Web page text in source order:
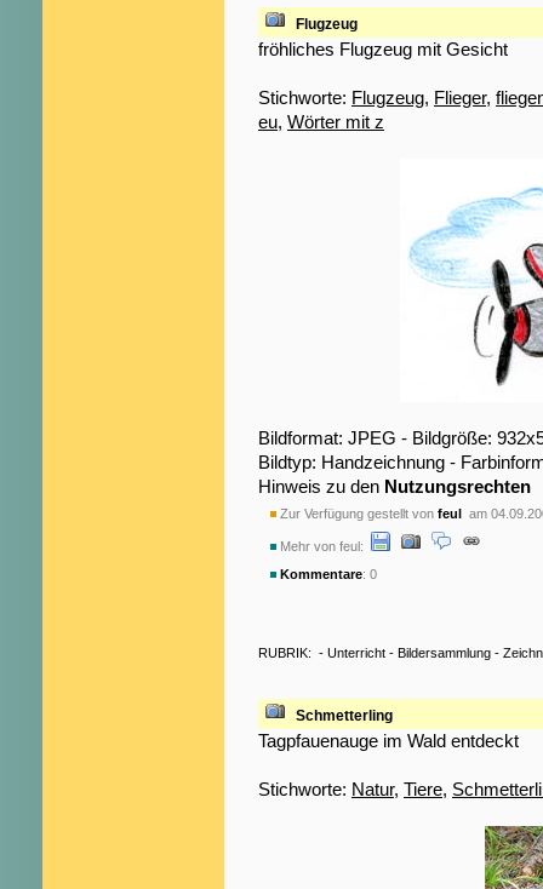
Flugzeug
fröhliches Flugzeug mit Gesicht
Stichworte: Flugzeug, Flieger,
eu, Wörter mit z
Bildformat: JPEG - Bildgröße:
Bildtyp: Handzeichnung -
Hinweis zu den Nutzungsrechten
Zur Verfügung gestellt von feul am
Mehr von feul:
Kommentare: 0
RUBRIK: - Unterricht - Bildersammlung -
Schmetterling
Tagpfauenauge im Wald entdeckt
Stichworte: Natur, Tiere,